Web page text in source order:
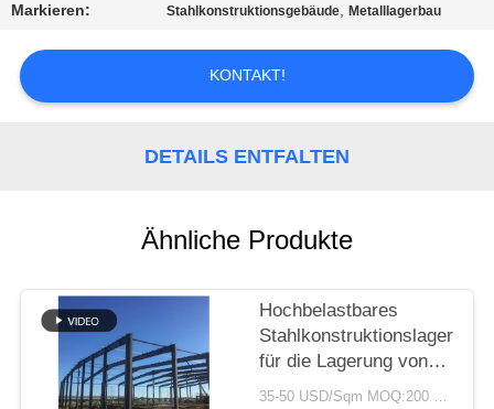
TRETEN
SIE
MIT
STÖRUNGS-
LÖSUNG
Markieren: Stahlkonstruktionsgebäude,Metalllagerbau
KONTAKT!
DETAILS ENTFALTEN
Ähnliche Produkte
Hochbelastbares
Stahlkonstruktionslager
für die Lagerung von
Zementwerken
35-50 USD/Sqm MOQ:200 sqm